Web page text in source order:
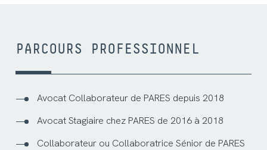
PARCOURS PROFESSIONNEL
Avocat Collaborateur de PARES depuis 2018
Avocat Stagiaire chez PARES de 2016 à 2018
Collaborateur ou Collaboratrice Sénior de PARES